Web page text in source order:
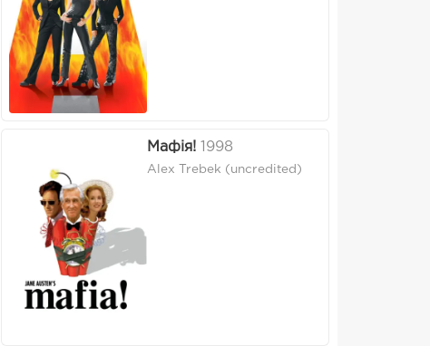
Мафія! 1998
Alex Trebek (uncredited)